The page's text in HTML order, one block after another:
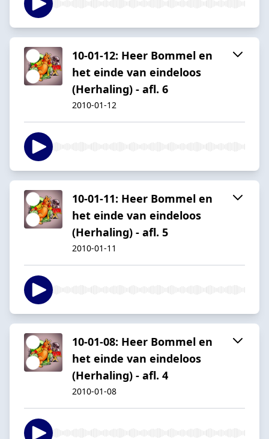
10-01-12: Heer Bommel en
het einde van eindeloos
(Herhaling) - afl. 6
2010-01-12
10-01-11: Heer Bommel en
het einde van eindeloos
(Herhaling) - afl. 5
2010-01-11
10-01-08: Heer Bommel en
het einde van eindeloos
(Herhaling) - afl. 4
2010-01-08